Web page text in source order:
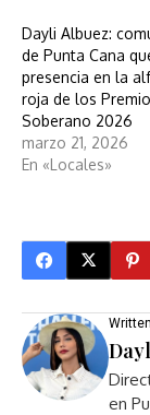
Dayli Albuez:
de Punta Cana
presencia en la
roja de los
Soberano 2026
marzo 21, 2026
En «Locales»
en